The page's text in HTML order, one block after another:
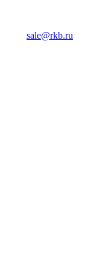
sale@rkb.ru